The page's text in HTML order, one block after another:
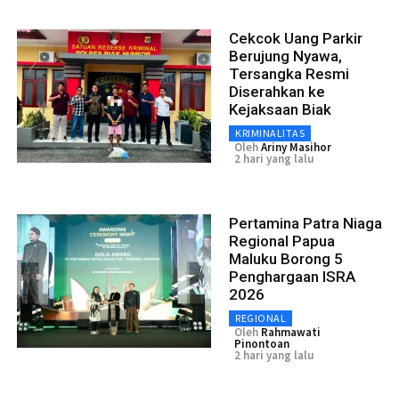
Cekcok Uang Parkir
Berujung Nyawa,
Tersangka Resmi
Diserahkan ke
Kejaksaan Biak
KRIMINALITAS
OlehAriny Masihor
2 hari yang lalu
Pertamina Patra Niaga
Regional Papua
Maluku Borong 5
Penghargaan ISRA
2026
REGIONAL
Oleh Rahmawati
Pinontoan
2 hari yang lalu